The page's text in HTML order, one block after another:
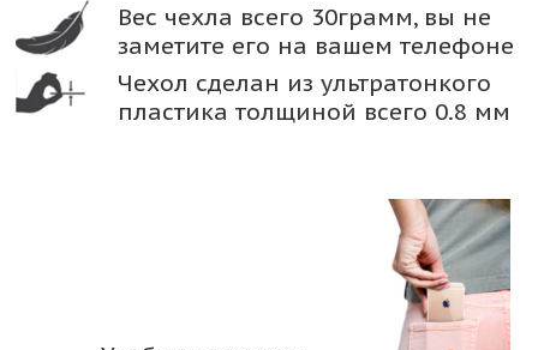
Вес чехла всего 30грамм, вы не
заметите его на вашем телефоне
Чехол сделан из ультратонкого
пластика толщиной всего 0.8 мм